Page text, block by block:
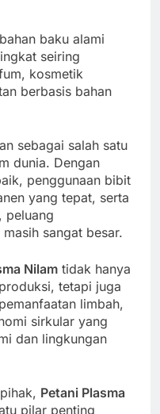
baku alami
seiring
kosmetik
berbasis bahan
sebagai salah satu
dunia. Dengan
penggunaan bibit
yang tepat, serta
peluang
sangat besar.
Nilam tidak hanya
tetapi juga
limbah,
sirkular yang
dan lingkungan
Petani Plasma
pilar penting